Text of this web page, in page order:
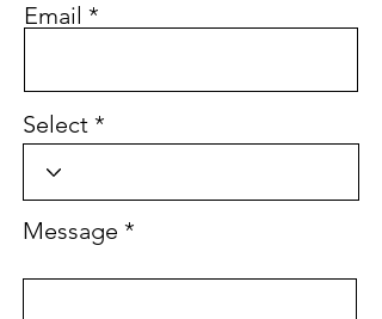
Email
Select
Message